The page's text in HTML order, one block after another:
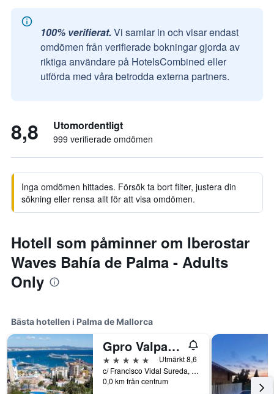
100% verifierat. Vi samlar in och visar endast
omdömen från verifierade bokningar gjorda av
riktiga användare på HotelsCombined eller
utförda med våra betrodda externa partners.
8,8 Utomordentligt
999 verifierade omdömen
Inga omdömen hittades. Försök ta bort filter, justera din
sökning eller rensa allt för att visa omdömen.
Hotell som påminner om Iberostar
Waves Bahía de Palma - Adults
Only
Bästa hotellen i Palma de Mallorca
Gpro Valparaiso Palace & Spa
5 stjärnor
Utmärkt 8,6
c/ Francisco Vidal Sureda, 23, Palma de Mallorca, Mallorca, Spanien
0,0 km från centrum